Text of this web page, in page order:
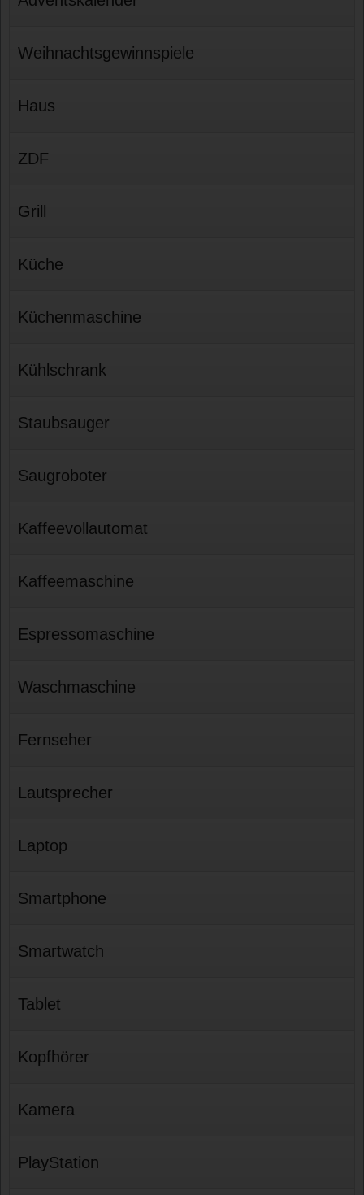
Weihnachtsgewinnspiele
Haus
ZDF
Grill
Küche
Küchenmaschine
Kühlschrank
Staubsauger
Saugroboter
Kaffeevollautomat
Kaffeemaschine
Espressomaschine
Waschmaschine
Fernseher
Lautsprecher
Laptop
Smartphone
Smartwatch
Tablet
Kopfhörer
Kamera
PlayStation